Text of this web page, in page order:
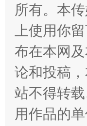
所有。本
上使用你
布在本网
论和投稿
站不得转
用作品的